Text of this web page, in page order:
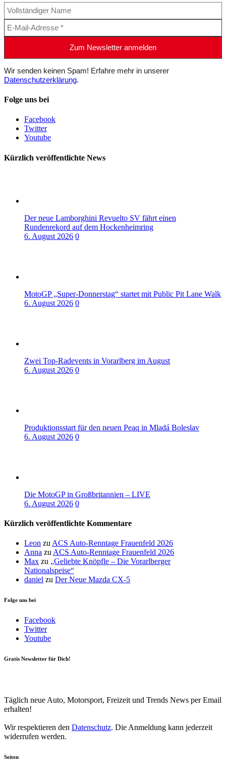
Wir senden keinen Spam! Erfahre mehr in unserer
Datenschutzerklärung.
Folge uns bei
Facebook
Twitter
Youtube
Kürzlich veröffentlichte News
Der neue Lamborghini Revuelto SV fährt einen
Rundenrekord auf dem Hockenheimring
6. August 2026 0
MotoGP „Super-Donnerstag“ startet mit Public Pit Lane Walk
6. August 2026 0
Zwei Top-Radevents in Vorarlberg im August
6. August 2026 0
Produktionsstart für den neuen Peaq in Mladá Boleslav
6. August 2026 0
Die MotoGP in Großbritannien – LIVE
6. August 2026 0
Kürzlich veröffentlichte Kommentare
Leon zuACS Auto-Renntage Frauenfeld 2026
Anna zuACS Auto-Renntage Frauenfeld 2026
Max zu „Geliebte Knöpfle – Die Vorarlberger
Nationalspeise“
daniel zu Der Neue Mazda CX-5
Folge uns bei
Facebook
Twitter
Youtube
Gratis Newsletter für Dich!
Täglich neue Auto, Motorsport, Freizeit und Trends News per Email
erhalten!
Wir respektieren den Datenschutz. Die Anmeldung kann jederzeit
widerrufen werden.
Seiten